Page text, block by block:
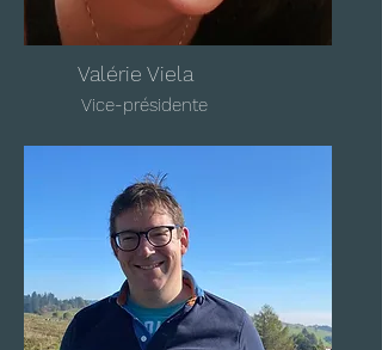
Valérie Viela
Vice-présidente